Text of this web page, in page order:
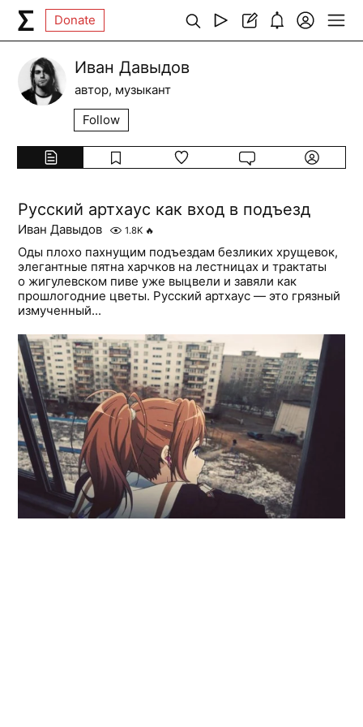
Donate
Иван Давыдов
автор, музыкант
Follow
Русский артхаус как вход в подъезд
Иван Давыдов 1.8K 🔥
Оды плохо пахнущим подъездам безликих хрущевок,
элегантные пятна харчков на лестницах и трактаты
о жигулевском пиве уже выцвели и завяли как
прошлогодние цветы. Русский артхаус — это грязный
измученный...